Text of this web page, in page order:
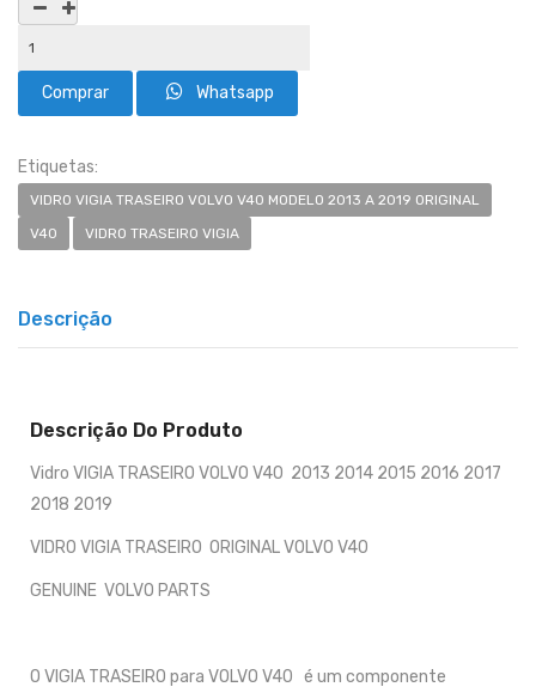
Whatsapp
Etiquetas:
VIDRO VIGIA TRASEIRO VOLVO V40 MODELO 2013 A 2019 ORIGINAL
V40
VIDRO TRASEIRO VIGIA
Descrição
Descrição Do Produto
Vidro VIGIA TRASEIRO VOLVO V40 2013 2014 2015 2016 2017
2018 2019
VIDRO VIGIA TRASEIRO ORIGINAL VOLVO V40
GENUINE VOLVO PARTS
O VIGIA TRASEIRO para VOLVO V40 é um componente